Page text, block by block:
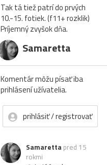
Tak tá tiež patrí do prvých
10.-15. fotiek. (f11+ rozklik)
Príjemný zvyšok dňa.
Samaretta
Komentár môžu písať iba
prihlásení užívatelia.
prihlásiť / registrovať
Samaretta pred 15
rokmi